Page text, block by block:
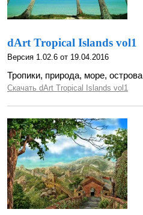
dArt Tropical Islands vol1
Версия 1.02.6 от 19.04.2016
Тропики, природа, море, острова
Скачать dArt Tropical Islands vol1